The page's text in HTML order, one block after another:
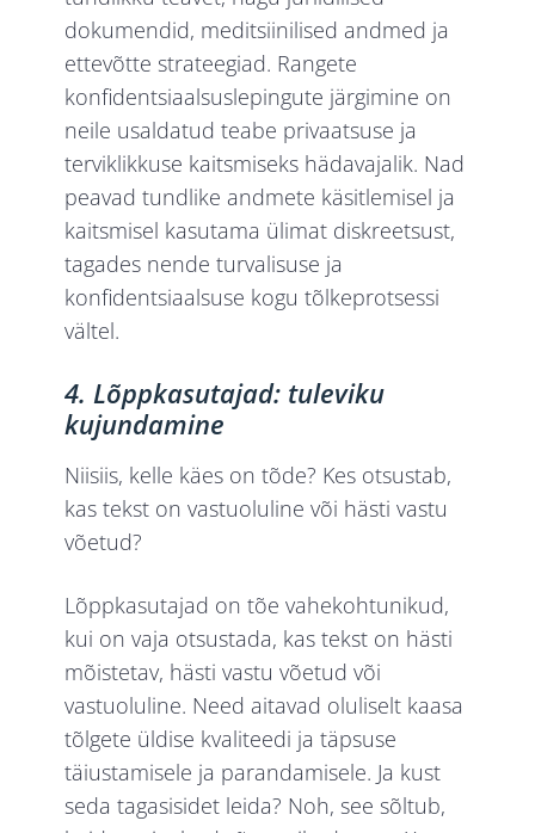
dokumendid, meditsiinilised andmed ja
ettevõtte strateegiad. Rangete
konfidentsiaalsuslepingute järgimine on
neile usaldatud teabe privaatsuse ja
terviklikkuse kaitsmiseks hädavajalik. Nad
peavad tundlike andmete käsitlemisel ja
kaitsmisel kasutama ülimat diskreetsust,
tagades nende turvalisuse ja
konfidentsiaalsuse kogu tõlkeprotsessi
vältel.
4. Lõppkasutajad: tuleviku
kujundamine
Niisiis, kelle käes on tõde? Kes otsustab,
kas tekst on vastuoluline või hästi vastu
võetud?
Lõppkasutajad on tõe vahekohtunikud,
kui on vaja otsustada, kas tekst on hästi
mõistetav, hästi vastu võetud või
vastuoluline. Need aitavad oluliselt kaasa
tõlgete üldise kvaliteedi ja täpsuse
täiustamisele ja parandamisele. Ja kust
seda tagasisidet leida? Noh, see sõltub,